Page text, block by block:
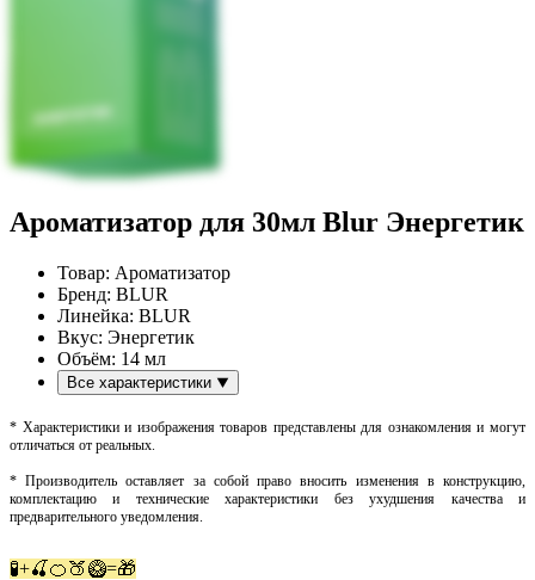
Ароматизатор для 30мл Blur Энергетик
Товар: Ароматизатор
Бренд: BLUR
Линейка: BLUR
Вкус: Энергетик
Объём: 14 мл
Все характеристики
* Характеристики и изображения товаров представлены для ознакомления и могут
отличаться от реальных.
* Производитель оставляет за собой право вносить изменения в конструкцию,
комплектацию и технические характеристики без ухудшения качества и
предварительного уведомления.
🧪+🍒🍊🍑🥝=🎁